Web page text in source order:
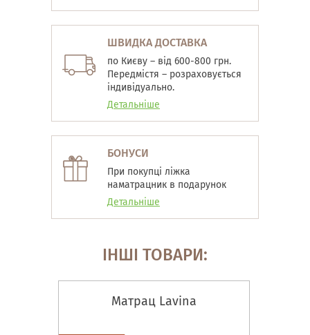
ШВИДКА ДОСТАВКА
по Києву – від 600-800 грн.
Передмістя – розраховується
індивідуально.
Детальніше
БОНУСИ
При покупці ліжка
наматрацник в подарунок
Детальніше
ІНШІ ТОВАРИ:
Матрац Lavina